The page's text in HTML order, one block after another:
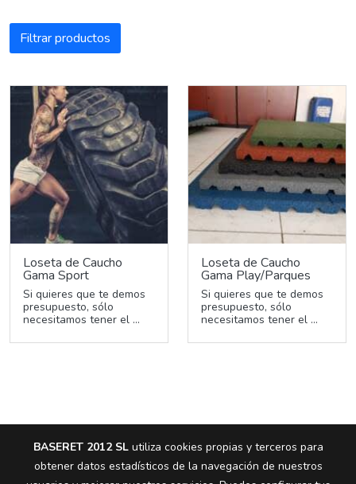
Filtrar productos
Loseta de Caucho
Gama Sport
Si quieres que te demos
presupuesto, sólo
necesitamos tener el ...
Loseta de Caucho
Gama Play/Parques
Si quieres que te demos
presupuesto, sólo
necesitamos tener el ...
BASERET 2012 SLutiliza cookies propias y terceros para
obtener datos estadísticos de la navegación de nuestros